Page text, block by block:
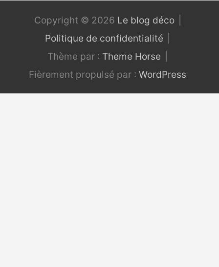
Copyright © 2026 Le blog déco
Politique de confidentialité
Thème par : Theme Horse
Fièrement propulsé par : WordPress